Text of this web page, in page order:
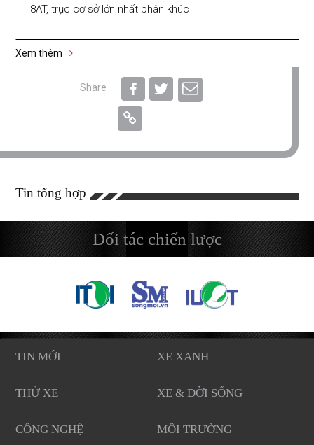
8AT, trục cơ sở lớn nhất phân khúc
Xem thêm
Share
Tin tổng hợp
Đối tác chiến lược
TIN MỚI XE XANH
THỬ XE XE & ĐỜI SỐNG
CÔNG NGHỆ MÔI TRƯỜNG